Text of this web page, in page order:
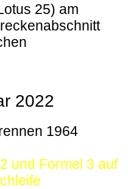
25) am
2022
1964
und Formel 3 auf